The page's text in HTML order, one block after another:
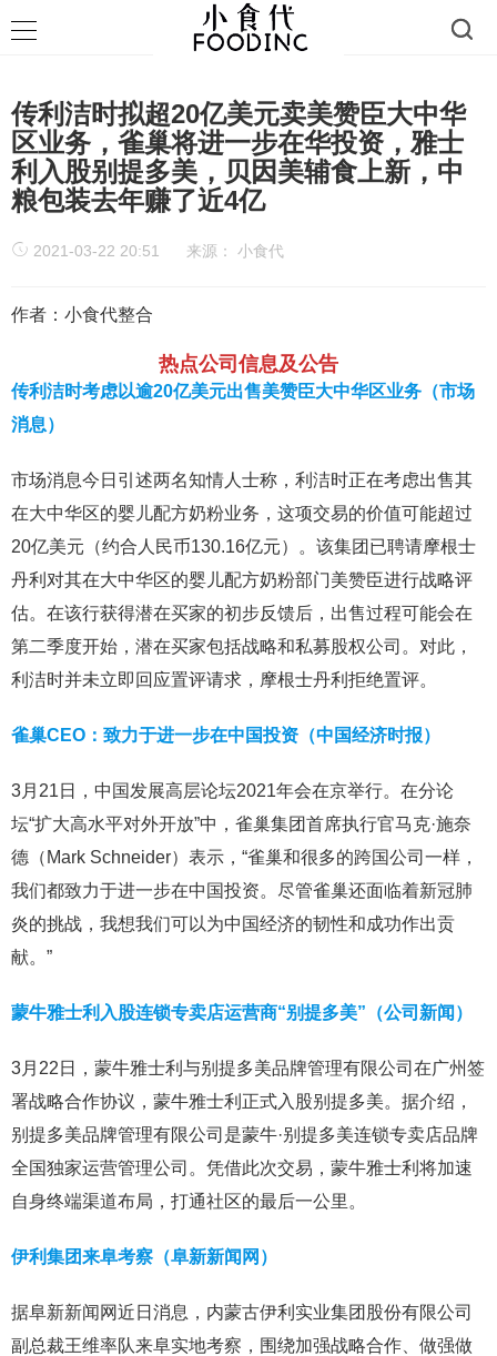
传利洁时拟超20亿美元卖美赞臣大中华
区业务，雀巢将进一步在华投资，雅士
利入股别提多美，贝因美辅食上新，中
粮包装去年赚了近4亿
2021-03-22 20:51 来源： 小食代
作者：小食代整合
热点公司信息及公告
传利洁时考虑以逾20亿美元出售美赞臣大中华区业务（市场
消息）
市场消息今日引述两名知情人士称，利洁时正在考虑出售其
在大中华区的婴儿配方奶粉业务，这项交易的价值可能超过
20亿美元（约合人民币130.16亿元）。该集团已聘请摩根士
丹利对其在大中华区的婴儿配方奶粉部门美赞臣进行战略评
估。在该行获得潜在买家的初步反馈后，出售过程可能会在
第二季度开始，潜在买家包括战略和私募股权公司。对此，
利洁时并未立即回应置评请求，摩根士丹利拒绝置评。
雀巢CEO：致力于进一步在中国投资（中国经济时报）
3月21日，中国发展高层论坛2021年会在京举行。在分论
坛“扩大高水平对外开放”中，雀巢集团首席执行官马克·施奈
德（Mark Schneider）表示，“雀巢和很多的跨国公司一样，
我们都致力于进一步在中国投资。尽管雀巢还面临着新冠肺
炎的挑战，我想我们可以为中国经济的韧性和成功作出贡
献。”
蒙牛雅士利入股连锁专卖店运营商“别提多美”（公司新闻）
3月22日，蒙牛雅士利与别提多美品牌管理有限公司在广州签
署战略合作协议，蒙牛雅士利正式入股别提多美。据介绍，
别提多美品牌管理有限公司是蒙牛·别提多美连锁专卖店品牌
全国独家运营管理公司。凭借此次交易，蒙牛雅士利将加速
自身终端渠道布局，打通社区的最后一公里。
伊利集团来阜考察（阜新新闻网）
据阜新新闻网近日消息，内蒙古伊利实业集团股份有限公司
副总裁王维率队来阜实地考察，围绕加强战略合作、做强做